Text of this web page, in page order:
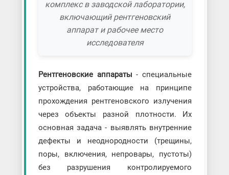
комплекс в заводской лаборатории,
включающий рентгеновский
аппарат и рабочее место
исследователя
Рентгеновские аппараты - специальные
устройства, работающие на принципе
прохождения рентгеновского излучения
через объекты разной плотности. Их
основная задача - выявлять внутренние
дефекты и неоднородности (трещины,
поры, включения, непровары, пустоты)
без разрушения контролируемого